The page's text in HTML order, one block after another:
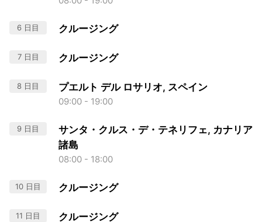
6 日目 クルージング
7 日目 クルージング
8 日目 プエルト デル ロサリオ, スペイン
09:00 - 19:00
9 日目
サンタ・クルス・デ・テネリフェ, カナリア
諸島
08:00 - 18:00
10 日目 クルージング
11 日目 クルージング